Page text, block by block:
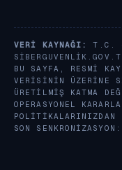
VERI KAYNAĞI:
T.C.
BU SAYFA, RESMI
VERISININ ÜZERINE
ÜRETILMIŞ KATMA
OPERASYONEL
POLITIKALARINIZDAN
SON